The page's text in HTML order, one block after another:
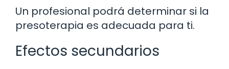
Un profesional podrá determinar si la
presoterapia es adecuada para ti.
Efectos secundarios